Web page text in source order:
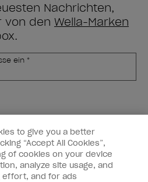
Nachrichten,
von den Wella-Marken
ein *
to give you a better
“Accept All Cookies”,
of cookies on your device
analyze site usage, and
effort, and for ads